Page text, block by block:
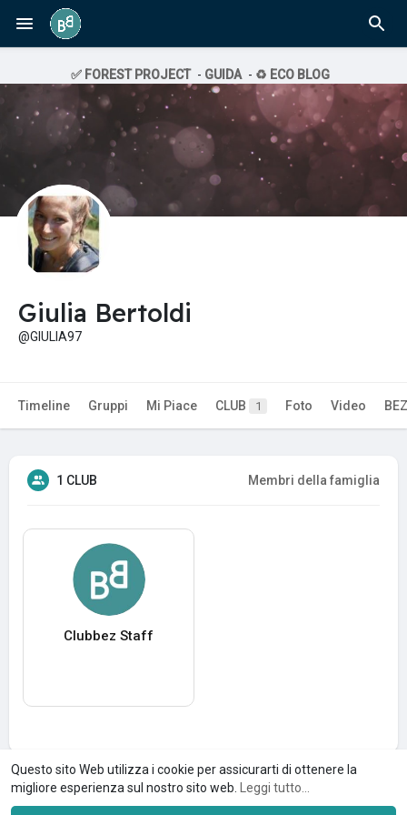
Questo sito Web utilizza i cookie per assicurarti di ottenere la
migliore esperienza sul nostro sito web.
Leggi tutto...
✅ FOREST PROJECT - GUIDA - ♻️ ECO BLOG
Giulia Bertoldi
@GIULIA97
Timeline Gruppi Mi Piace CLUB 1 Foto Video BEZ
1 CLUB Membri della famiglia
Clubbez Staff